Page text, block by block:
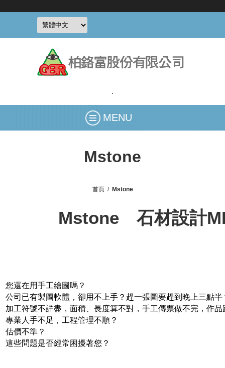
MENU
Mstone
首頁 / Mstone
Mstone 石材設計
您還在用手工繪圖嗎？
公司已有製圖軟體，卻用不上手？趕一張圖要趕到晚上三點半
加工符號不詳盡，面積、長度算不對，手工傳票做不完，作
專業人手不足，工程管理不順？
估價不準？
這些問題是否經常困擾著您？